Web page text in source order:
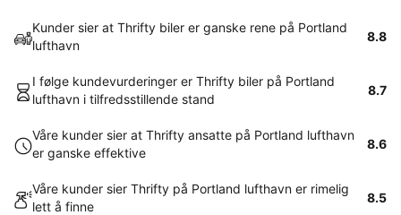
Kunder sier at Thrifty biler er ganske rene på Portland
lufthavn
8.8
I følge kundevurderinger er Thrifty biler på Portland
lufthavn i tilfredsstillende stand
8.7
Våre kunder sier at Thrifty ansatte på Portland lufthavn
er ganske effektive
8.6
Våre kunder sier Thrifty på Portland lufthavn er rimelig
lett å finne
8.5